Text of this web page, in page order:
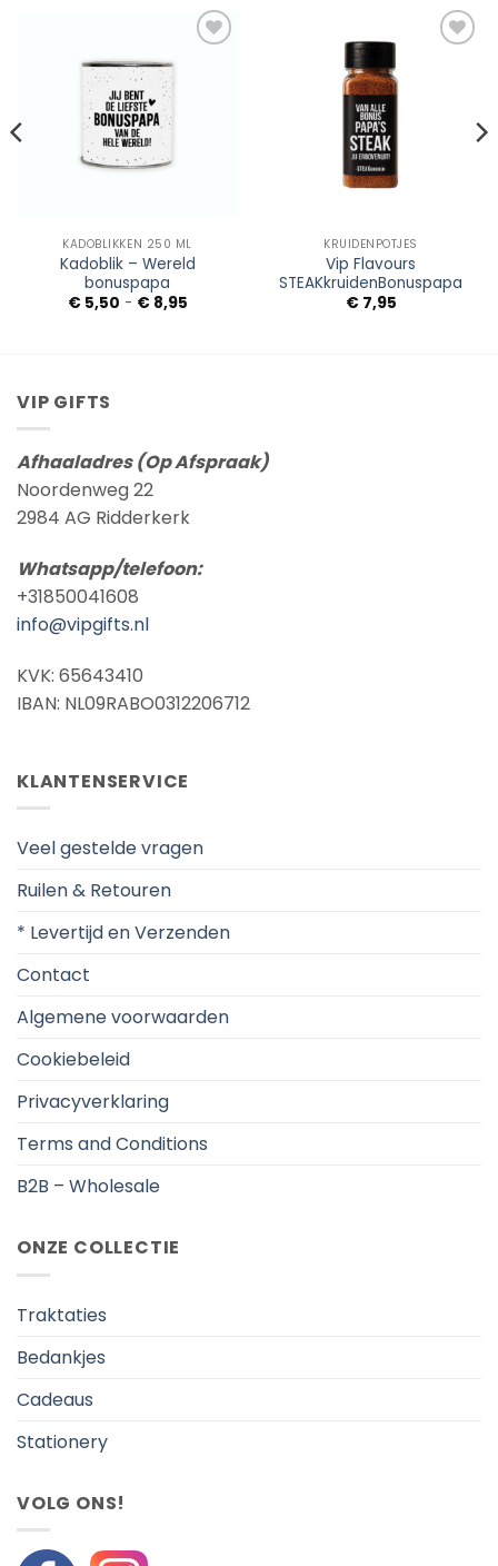
KADOBLIKKEN 250 ML
Kadoblik – Wereld
bonuspapa
€5,50 - €8,95Prijsklasse:
KRUIDENPOTJES
Vip Flavours
STEAKkruidenBonuspapa
€7,95
VIP GIFTS
Afhaaladres (Op Afspraak)
Noordenweg 22
2984 AG Ridderkerk
Whatsapp/telefoon:
+31850041608
info@vipgifts.nl
KVK: 65643410
IBAN: NL09RABO0312206712
KLANTENSERVICE
Veel gestelde vragen
Ruilen & Retouren
* Levertijd en Verzenden
Contact
Algemene voorwaarden
Cookiebeleid
Privacyverklaring
Terms and Conditions
B2B – Wholesale
ONZE COLLECTIE
Traktaties
Bedankjes
Cadeaus
Stationery
VOLG ONS!